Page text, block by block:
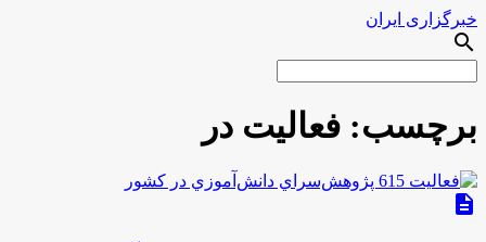
خبرگزاری ایران
search
برچسب: فعاليت در
description